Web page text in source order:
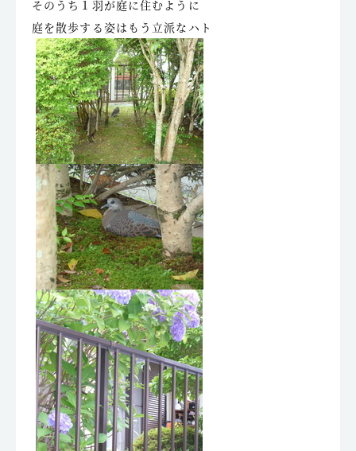
そのうち１羽が庭に住むように
庭を散歩する姿はもう立派なハト